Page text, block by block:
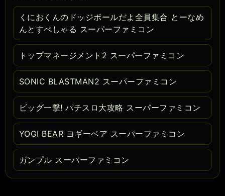
くにおくんのドッジボールだよ全員集合 とーなめ
んとすぺしゃる スーパーファミコン
トップマネージメント2 スーパーファミコン
SONIC BLASTMAN2 スーパーファミコン
ビッグ一撃! パチスロ大攻略 スーパーファミコン
YOGI BEAR ヨギーベア スーパーファミコン
ガンプル スーパーファミコン